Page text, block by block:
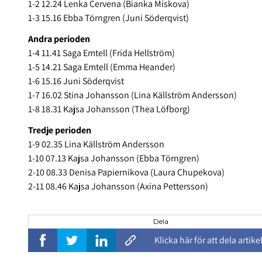
1-2 12.24 Lenka Cervena (Bianka Miskova)
1-3 15.16 Ebba Törngren (Juni Söderqvist)
Andra perioden
1-4 11.41 Saga Emtell (Frida Hellström)
1-5 14.21 Saga Emtell (Emma Heander)
1-6 15.16 Juni Söderqvist
1-7 16.02 Stina Johansson (Lina Källström Andersson)
1-8 18.31 Kajsa Johansson (Thea Löfborg)
Tredje perioden
1-9 02.35 Lina Källström Andersson
1-10 07.13 Kajsa Johansson (Ebba Törngren)
2-10 08.33 Denisa Papiernikova (Laura Chupekova)
2-11 08.46 Kajsa Johansson (Axina Pettersson)
Dela
Klicka här för att dela